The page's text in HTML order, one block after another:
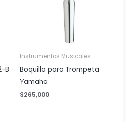
B
Instrumentos Musicales
Boquilla para Trompeta
Yamaha
$265,000